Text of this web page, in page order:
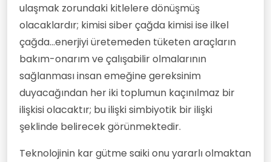
ulaşmak zorundaki kitlelere dönüşmüş
olacaklardır; kimisi siber çağda kimisi ise ilkel
çağda...enerjiyi üretemeden tüketen araçların
bakım-onarım ve çalışabilir olmalarının
sağlanması insan emeğine gereksinim
duyacağından her iki toplumun kaçınılmaz bir
ilişkisi olacaktır; bu ilişki simbiyotik bir ilişki
şeklinde belirecek görünmektedir.
Teknolojinin kar gütme saiki onu yararlı olmaktan